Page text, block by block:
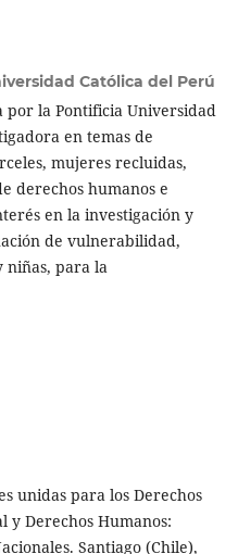
Católica del Perú
por la Pontificia Universidad
en temas de
mujeres recluidas,
derechos humanos e
en la investigación y
de vulnerabilidad,
niñas, para la
unidas para los Derechos
y Derechos Humanos:
Santiago (Chile),